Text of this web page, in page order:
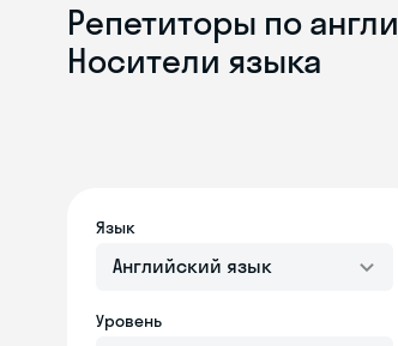
Репетиторы по
Носители языка
Язык
Английский язык
Уровень